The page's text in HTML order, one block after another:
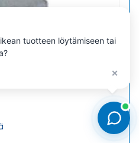
tuotteen löytämiseen tai
×